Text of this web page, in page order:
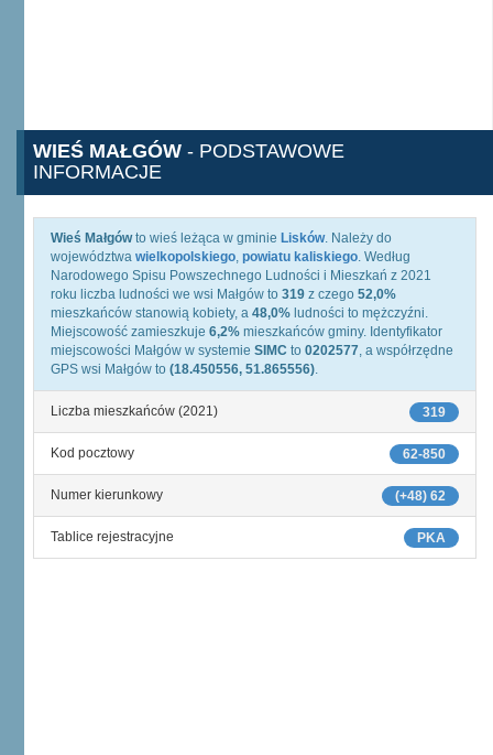
WIEŚ MAŁGÓW - PODSTAWOWE
INFORMACJE
Wieś Małgówto wieś leżąca w gminie Lisków. Należy do
województwa wielkopolskiego, powiatu kaliskiego. Według
Narodowego Spisu Powszechnego Ludności i Mieszkań z 2021
roku liczba ludności we wsi Małgów to 319 z czego 52,0%
mieszkańców stanowią kobiety, a 48,0% ludności to mężczyźni.
Miejscowość zamieszkuje 6,2% mieszkańców gminy. Identyfikator
miejscowości Małgów w systemie SIMC to 0202577, a współrzędne
GPS wsi Małgów to (18.450556, 51.865556).
319
Liczba mieszkańców (2021)
62-850
Kod pocztowy
(+48) 62
Numer kierunkowy
PKA
Tablice rejestracyjne